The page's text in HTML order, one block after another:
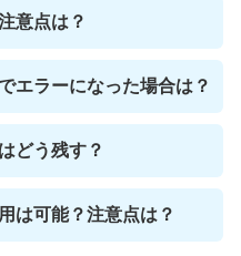
意点は？
エラーになった場合は？
どう残す？
は可能？注意点は？